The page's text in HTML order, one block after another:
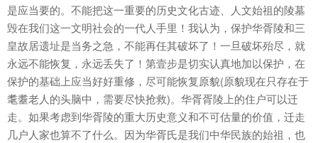
是应当要的。不能把这一重要的历史文化古迹、人文始祖的陵墓
毁在我们这一文明社会的一代人手里！我认为，保护华胥陵和三
皇故居遗址是当务之急，不能再任其破坏了！一旦破坏殆尽，就
永远不能恢复，永远丢失了！第壹步是切实认真地加以保护，在
保护的基础上应当好好重修，尽可能恢复原貌(原貌现在只存在于
耄耋老人的头脑中，需要尽快抢救)。华胥胥陵上的住户可以迁
走。如果考虑到华胥陵的重大历史意义和不可估量的价值，迁走
几户人家也算不了什么。因为华胥氏是我们中华民族的始祖，也